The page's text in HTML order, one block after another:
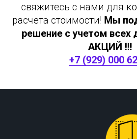
свяжитесь с нами для
расчета стоимости! Мы
решение с учетом всех
АКЦИЙ !!!
+7 (929) 000